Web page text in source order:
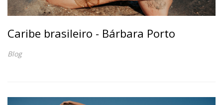
Caribe brasileiro - Bárbara Porto
Blog